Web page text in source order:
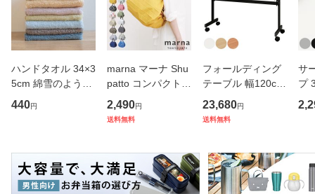
ハンドタオル 34×3
5cm 綿雪のような
タオル ベルベット
カラー （ タオル
ンカチ 洗面タオル
綿 コッ
440円
marna マーナ Shu
patto コンパクトバ
ッグ M／2020 S46
7 （ シュパット エ
物バッグ 洗濯可能
北欧 コ
2,490円
送料無料
フォールディング
テーブル 幅120cm
奥行き45cm キャ
スター付き 折りた
ッキング 会議机 ミ
ーティング
23,680円
送料無料
サ
プ
フ
ス
マ
保